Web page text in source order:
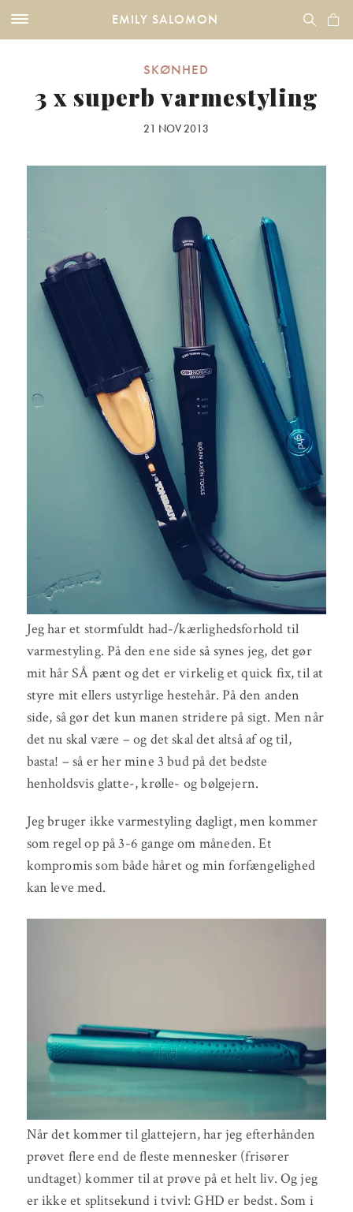
EMILY SALOMON
SKØNHED
3 x superb varmestyling
21 NOV 2013
Jeg har et stormfuldt had-/kærlighedsforhold til
varmestyling. På den ene side så synes jeg, det gør
mit hår SÅ pænt og det er virkelig et quick fix, til at
styre mit ellers ustyrlige hestehår. På den anden
side, så gør det kun manen stridere på sigt. Men når
det nu skal være – og det skal det altså af og til,
basta! – så er her mine 3 bud på det bedste
henholdsvis glatte-, krølle- og bølgejern.
Jeg bruger ikke varmestyling dagligt, men kommer
som regel op på 3-6 gange om måneden. Et
kompromis som både håret og min forfængelighed
kan leve med.
Når det kommer til glattejern, har jeg efterhånden
prøvet flere end de fleste mennesker (frisører
undtaget) kommer til at prøve på et helt liv. Og jeg
er ikke et splitsekund i tvivl: GHD er bedst. Som i